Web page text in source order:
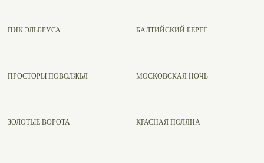
ПИК ЭЛЬБРУСА БАЛТИЙСКИЙ БЕРЕГ
ПРОСТОРЫ ПОВОЛЖЬЯ МОСКОВСКАЯ НОЧЬ
ЗОЛОТЫЕ ВОРОТА КРАСНАЯ ПОЛЯНА